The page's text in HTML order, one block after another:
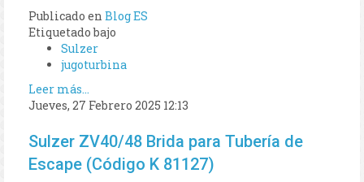
Publicado en Blog ES
Etiquetado bajo
Sulzer
jugoturbina
Leer más...
Jueves, 27 Febrero 2025 12:13
Sulzer ZV40/48 Brida para Tubería de
Escape (Código K 81127)